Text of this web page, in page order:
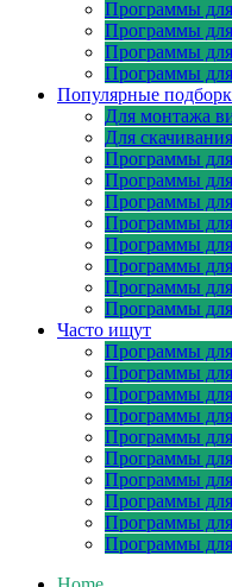
Программы
Программы для
Программы для
Программы
Популярные
Для монтажа
Для
Программы для
Программы
Программы
Программы
Программы
Программы
Программы
Программы
Часто ищут
Программы
Программы
Программы
Программы
Программы
Программы для
Программы
Программы
Программы
Программы